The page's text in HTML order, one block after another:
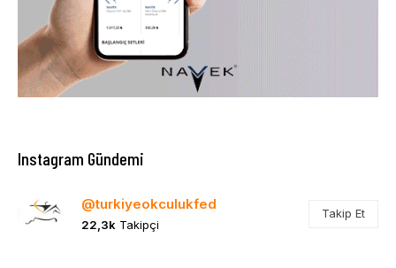
Instagram Gündemi
@turkiyeokculukfed
22,3k Takipçi
Takip Et